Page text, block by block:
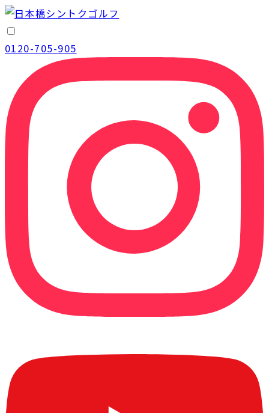
0120-705-905